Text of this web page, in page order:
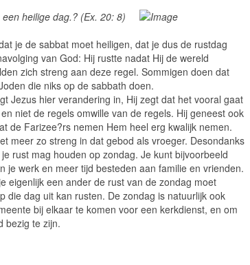
heilige dag.? (Ex. 20: 8)
je de sabbat moet heiligen, dat je dus de rustdag
van God: Hij rustte nadat Hij de wereld
zich streng aan deze regel. Sommigen doen dat
die niks op de sabbath doen.
Jezus hier verandering in, Hij zegt dat het vooral gaat
niet de regels omwille van de regels. Hij geneest ook
de Farizee?rs nemen Hem heel erg kwalijk nemen.
meer zo streng in dat gebod als vroeger. Desondanks
rust mag houden op zondag. Je kunt bijvoorbeeld
je werk en meer tijd besteden aan familie en vrienden.
eigenlijk een ander de rust van de zondag moet
die dag uit kan rusten. De zondag is natuurlijk ook
bij elkaar te komen voor een kerkdienst, en om
bezig te zijn.